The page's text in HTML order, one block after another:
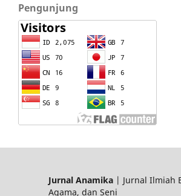
Pengunjung
Jurnal Anamika| Jurnal Ilmiah
Agama, dan Seni